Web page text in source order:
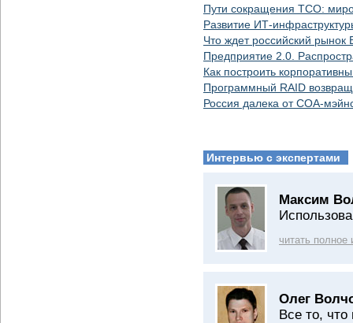
Пути сокращения ТСО:
Развитие ИТ-
Что ждет российский рынок
Предприятие 2.0.
Как построить
Программный RAID
Россия далека от СОА-
Интервью с экспертами
Максим
читать полное
Олег
Все то, что